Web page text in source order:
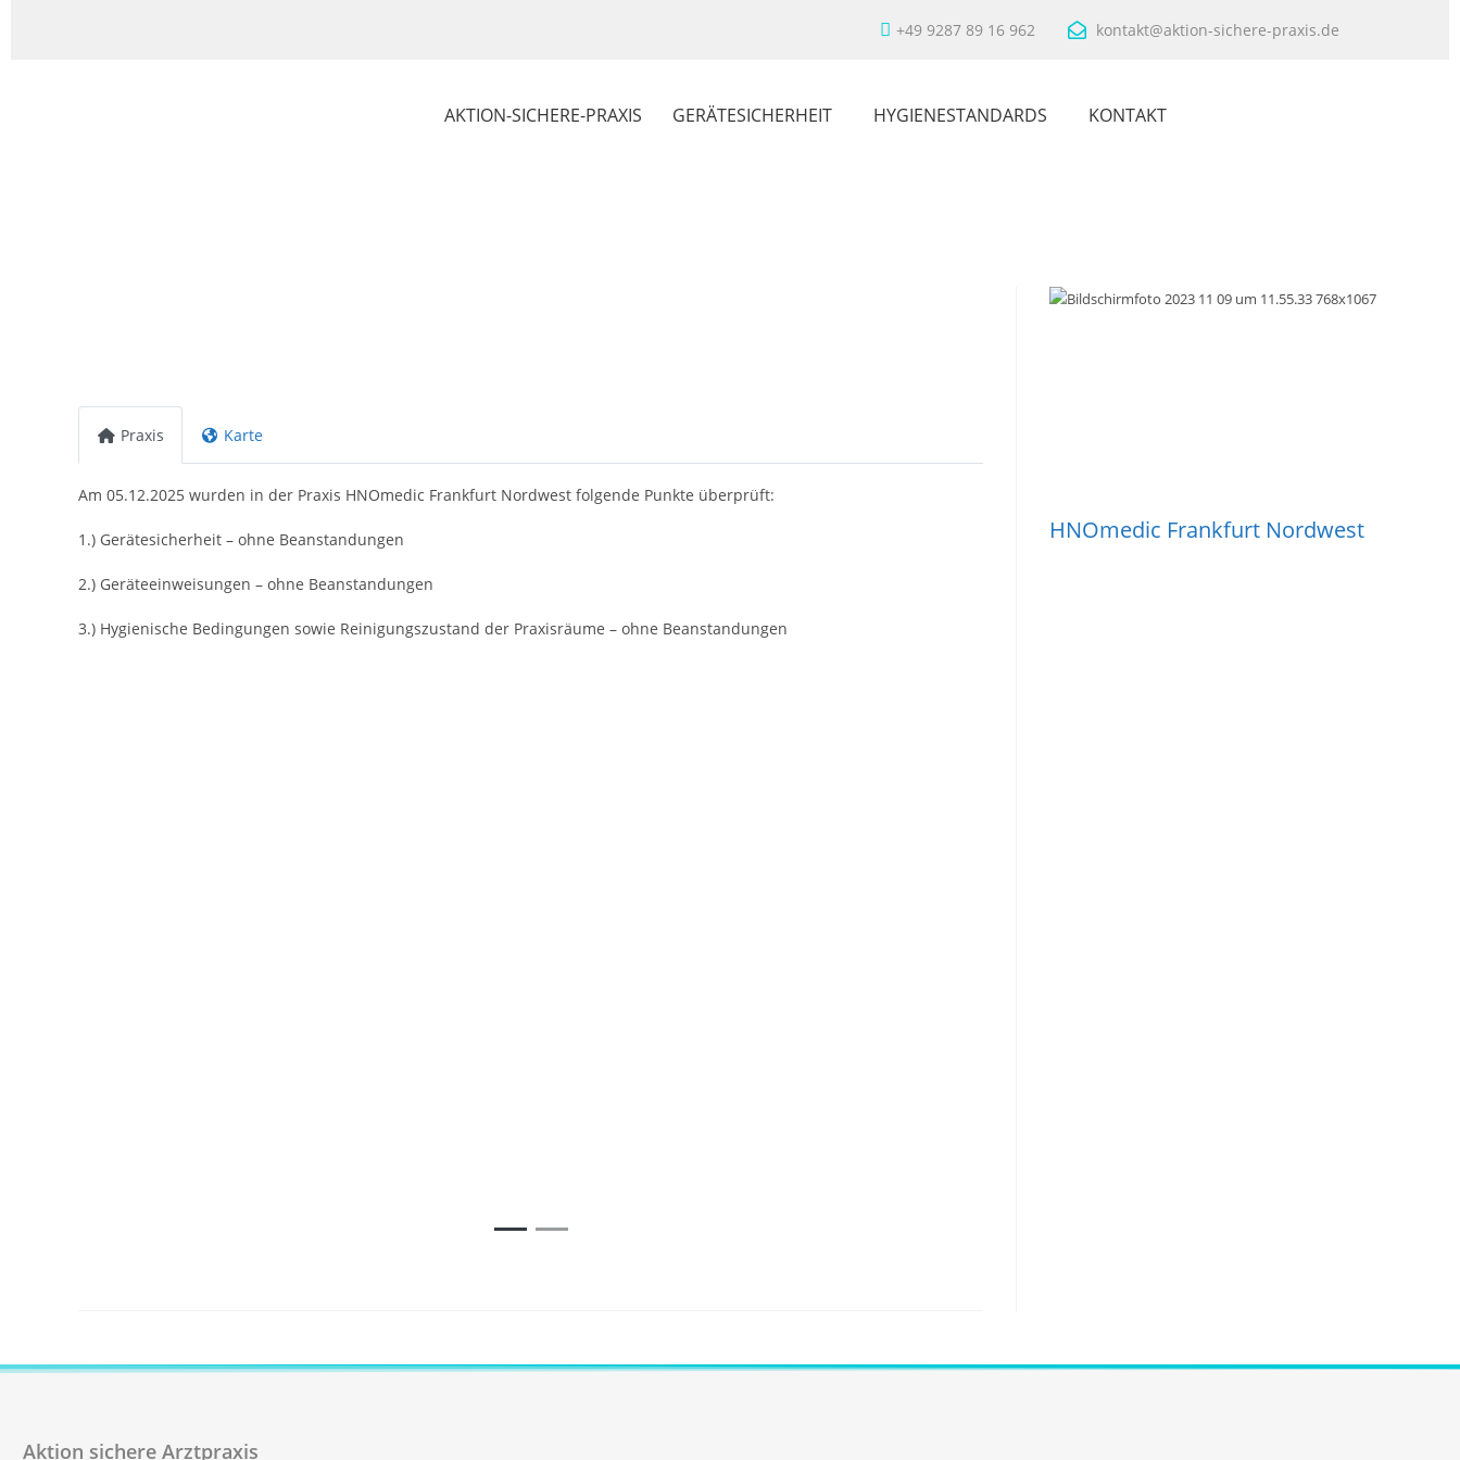
+49 9287 89 16 962 kontakt@aktion-sichere-praxis.de
AKTION-SICHERE-PRAXIS GERÄTESICHERHEIT HYGIENESTANDARDS KONTAKT
Praxis Karte
Am 05.12.2025 wurden in der Praxis HNOmedic Frankfurt Nordwest folgende Punkte überprüft:
1.) Gerätesicherheit – ohne Beanstandungen
2.) Geräteeinweisungen – ohne Beanstandungen
3.) Hygienische Bedingungen sowie Reinigungszustand der Praxisräume – ohne Beanstandungen
HNOmedic Frankfurt Nordwest
Aktion sichere Arztpraxis